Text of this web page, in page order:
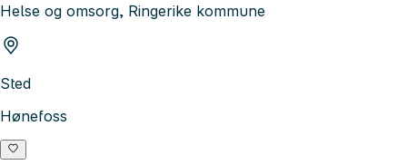
Helse og omsorg, Ringerike kommune
Sted
Hønefoss